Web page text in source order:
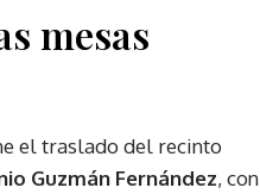
mesas
el traslado del recinto
Guzmán Fernández, con